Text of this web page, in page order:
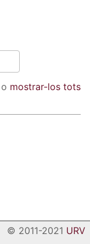
o mostrar-los tots
© 2011-2021 URV